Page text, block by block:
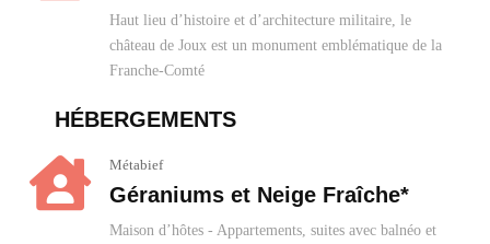
Haut lieu d’histoire et d’architecture militaire, le
château de Joux est un monument emblématique de la
Franche-Comté
HÉBERGEMENTS
Métabief
Géraniums et Neige Fraîche*
Maison d’hôtes - Appartements, suites avec balnéo et